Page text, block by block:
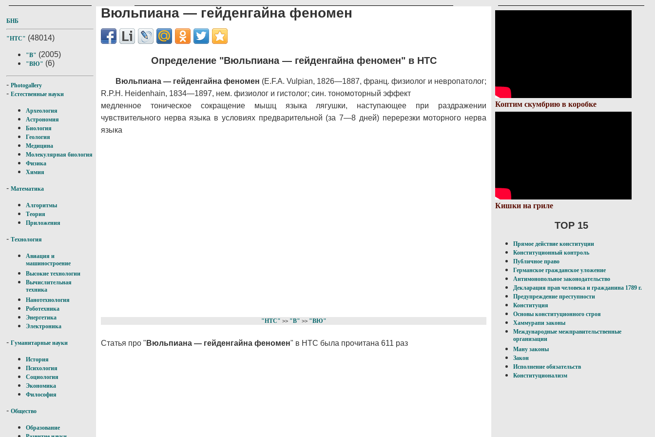
БНБ
"НТС" (48014)
"В" (2005)
"ВЮ" (6)
- Photogallery
- Естественные науки
Археология
Астрономия
Биология
Геология
Медицина
Молекулярная биология
Физика
Химия
- Математика
Алгоритмы
Теория
Приложения
- Технология
Авиация и
машиностроение
Высокие технологии
Вычислительная
техника
Нанотехнология
Роботехника
Энергетика
Электроника
- Гуманитарные науки
История
Психология
Социология
Экономика
Философия
- Общество
Образование
Вюльпиана — гейденгайна феномен
Определение "Вюльпиана — гейденгайна феномен" в НТС
Вюльпиана — гейденгайна феномен (E.F.A. Vulpian, 1826—1887, франц. физиолог и невропатолог;
R.P.H. Heidenhain, 1834—1897, нем. физиолог и гистолог; син. тономоторный эффект
медленное тоническое сокращение мышц языка лягушки, наступающее при раздражении
чувствительного нерва языка в условиях предварительной (за 7—8 дней) перерезки моторного нерва
языка
"НТС" >> "В" >> "ВЮ"
Статья про " Вюльпиана — гейденгайна феномен" в НТС была прочитана 611 раз
Коптим скумбрию в коробке
Кишки на гриле
TOP 15
Прямое действие конституции
Конституционный контроль
Публичное право
Германское гражданское уложение
Антимонопольное законодательство
Декларация прав человека и гражданина 1789 г.
Предупреждение преступности
Конституция
Основы конституционного строя
Хаммурапи законы
Международные межправительственные
организации
Ману законы
Закон
Исполнение обязательств
Конституционализм